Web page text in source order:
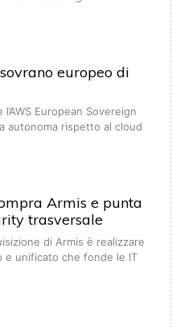
europeo di
European Sovereign
autonoma rispetto al cloud
Armis e punta
trasversale
di Armis è realizzare
e unificato che fonde le IT